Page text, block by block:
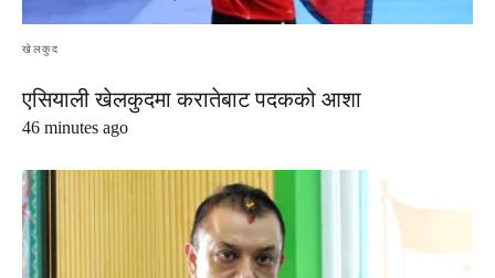
खेलकुद
एसियाली खेलकुदमा करातेबाट पदकको आशा
46 minutes ago